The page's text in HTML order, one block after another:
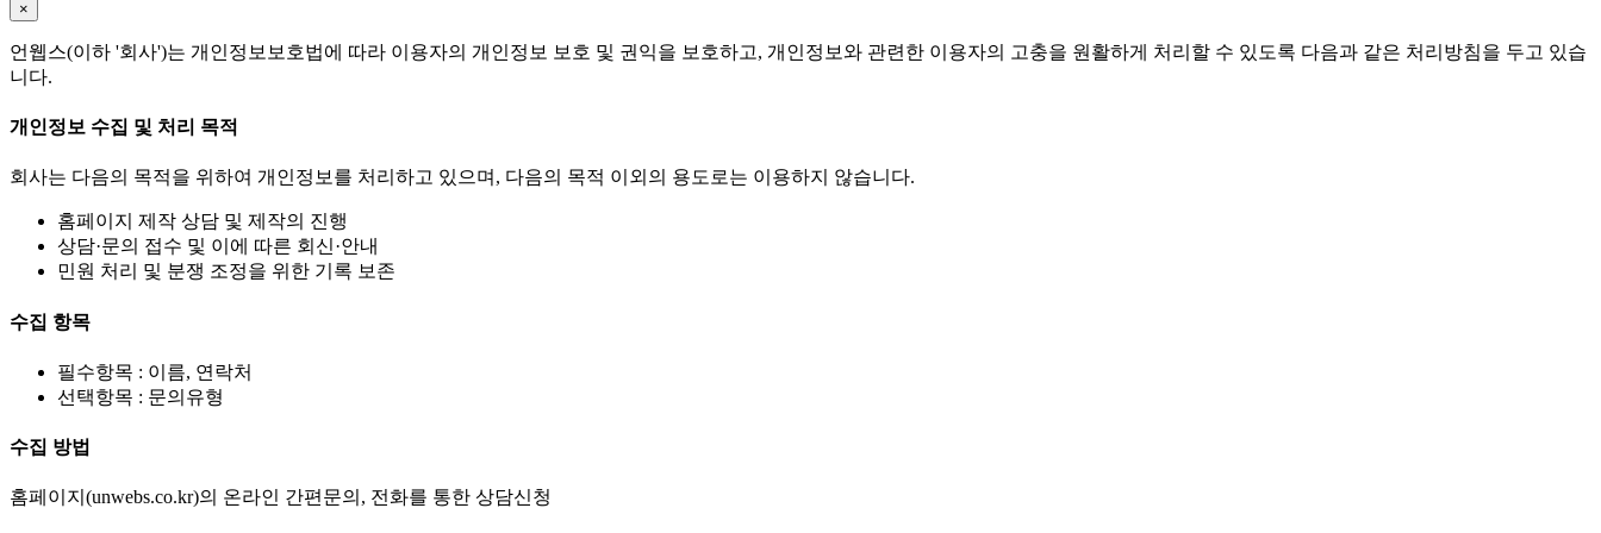
×
언웹스(이하 '회사')는 개인정보보호법에 따라 이용자의 개인정보 보호 및 권익을 보호하고, 개인정보와 관련한 이용자의 고충을 원활하게 처리할 수 있도록 다음과 같은 처리방침을 두고 있습
니다.
개인정보 수집 및 처리 목적
회사는 다음의 목적을 위하여 개인정보를 처리하고 있으며, 다음의 목적 이외의 용도로는 이용하지 않습니다.
홈페이지 제작 상담 및 제작의 진행
상담·문의 접수 및 이에 따른 회신·안내
민원 처리 및 분쟁 조정을 위한 기록 보존
수집 항목
필수항목 : 이름, 연락처
선택항목 : 문의유형
수집 방법
홈페이지(unwebs.co.kr)의 온라인 간편문의, 전화를 통한 상담신청